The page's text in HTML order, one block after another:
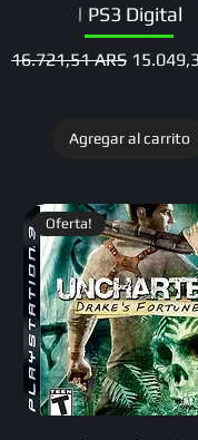
| PS3 Digital
Precio
16.721,51 ARS Precio
Agregar al carrito
Oferta!